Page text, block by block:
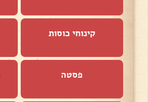
קינוחי כוסות
פסטה